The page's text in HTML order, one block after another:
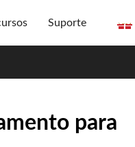
Suporte
para